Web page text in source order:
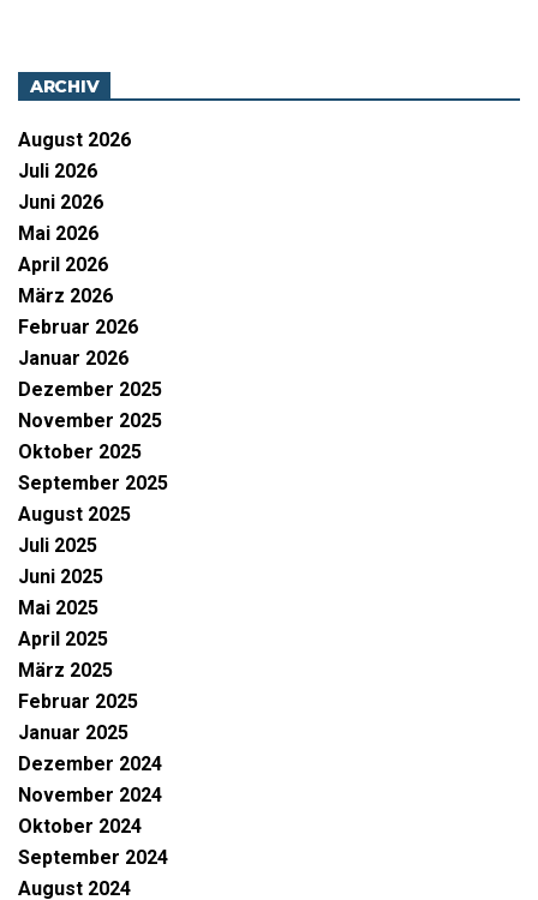
ARCHIV
August 2026
Juli 2026
Juni 2026
Mai 2026
April 2026
März 2026
Februar 2026
Januar 2026
Dezember 2025
November 2025
Oktober 2025
September 2025
August 2025
Juli 2025
Juni 2025
Mai 2025
April 2025
März 2025
Februar 2025
Januar 2025
Dezember 2024
November 2024
Oktober 2024
September 2024
August 2024